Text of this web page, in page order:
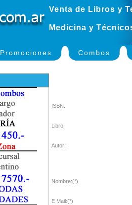
Venta de Libros y
Medicina y
Promociones Combos
ISBN:
Libro:
Autor:
Nombre:(*)
E Mail:(*)